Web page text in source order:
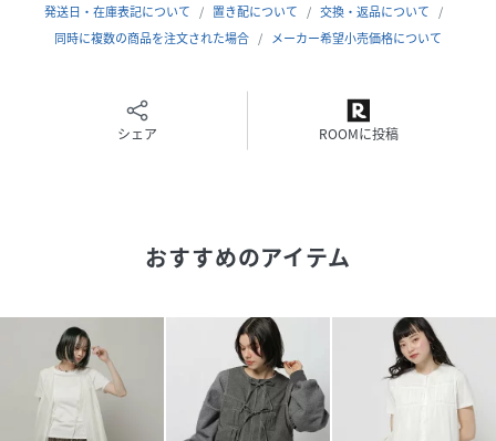
ーーー
刺繍部分:綿100%
サイズ
クリーニング 手洗い可
発送日・在庫表記について 置き配について
交換・返品について
同時に複数の商品を注文された場合
メーカー希望小売価格について
シェア ROOMに投稿
おすすめのアイテム